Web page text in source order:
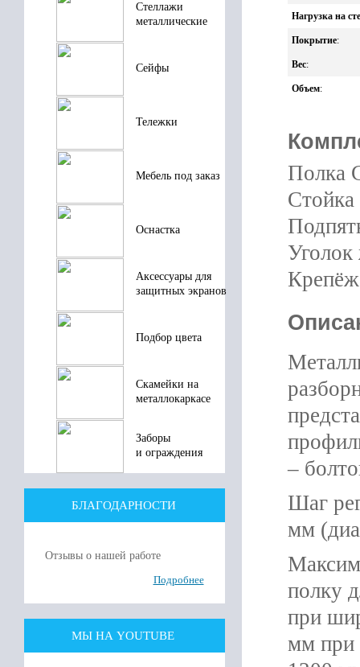
Стеллажи
металлические
Сейфы
Тележки
Мебель под заказ
Оснастка
Аксессуары для
защитных экранов
Подбор цвета
Скамейки на
металлокаркасе
Заборы
и ограждения
БЛАГОДАРНОСТИ
Отзывы о нашей работе
Подробнее
МЫ НА YOUTUBE
Нагрузка на
Покрытие:
Вес:
Объем:
Полка
–
Шаг
мм
полку
при
мм при